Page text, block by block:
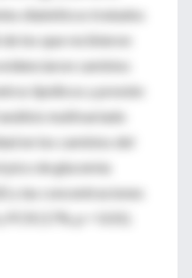
diabéticos tratados
los que recibieron
cambios
lipídicos y presión
multivariado
en los cambios del
pico de glucemia
y las concentraciones
(17%, p = 0.01).